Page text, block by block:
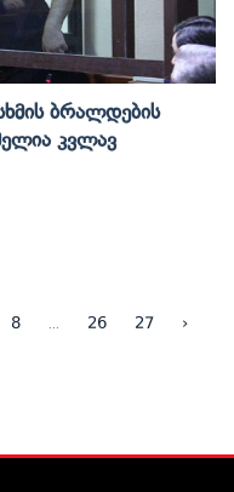
Ბრალდების
Კვლავ
8 26 27 ›